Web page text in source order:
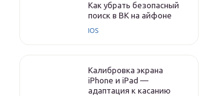
Как убрать безопасный
поиск в ВК на айфоне
IOS
Калибровка экрана
iPhone и iPad —
адаптация к касанию